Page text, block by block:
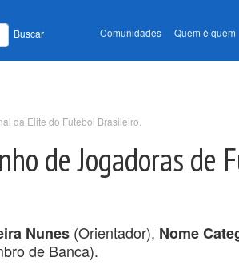
Buscar Comunidades Quem é quem
da Elite do Futebol Brasileiro.
de Jogadoras
Nunes (Orientador), Nome
de Banca).